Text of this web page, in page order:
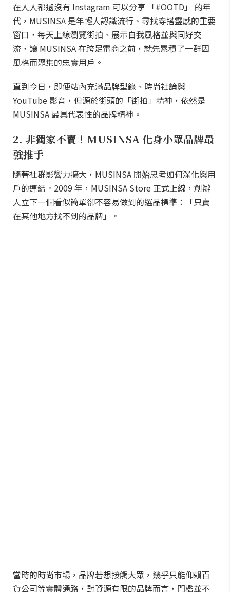
在人人都還沒有 Instagram 可以分享 「#OOTD」 的年
代，MUSINSA 是年輕人認識流行、尋找穿搭靈感的重要
窗口，每天上線瀏覽街拍、展示自我風格並與同好交
流，讓 MUSINSA 在跨足電商之前，就先累積了一群因
風格而聚集的忠實用戶。
直到今日，即便站內充滿品牌型錄、時尚社論與
YouTube 影音，但源於街頭的「街拍」精神，依然是
MUSINSA 最具代表性的品牌精神。
2. 非獨家不賣！MUSINSA 化身小眾品牌最
強推手
隨著社群影響力擴大，MUSINSA 開始思考如何深化與用
戶的連結。2009 年，MUSINSA Store 正式上線，創辦
人立下一個看似簡單卻不容易做到的選品標準：「只賣
在其他地方找不到的品牌」。
當時的時尚市場，品牌若想接觸大眾，幾乎只能仰賴百
貨公司等實體通路，對資源有限的品牌而言，門檻並不